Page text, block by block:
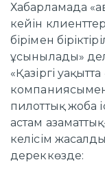
Хабарламада
кейін
бірімен
ұсынылады»
«Қазіргі
компаниясымен
пилоттық жоба
астам
келісім
дереккөзде: